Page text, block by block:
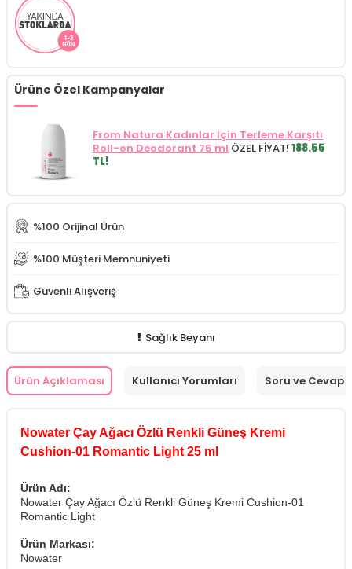
Ürüne Özel Kampanyalar
From Natura Kadınlar İçin Terleme Karşıtı
Roll-on Deodorant 75 ml ÖZEL FİYAT! 188.55
TL!
%100 Orijinal Ürün
%100 Müşteri Memnuniyeti
Güvenli Alışveriş
Sağlık Beyanı
Ürün Açıklaması Kullanıcı Yorumları Soru ve Cevap
Nowater Çay Ağacı Özlü Renkli Güneş Kremi
Cushion-01 Romantic Light 25 ml
Ürün Adı:
Nowater Çay Ağacı Özlü Renkli Güneş Kremi Cushion-01
Romantic Light
Ürün Markası:
Nowater